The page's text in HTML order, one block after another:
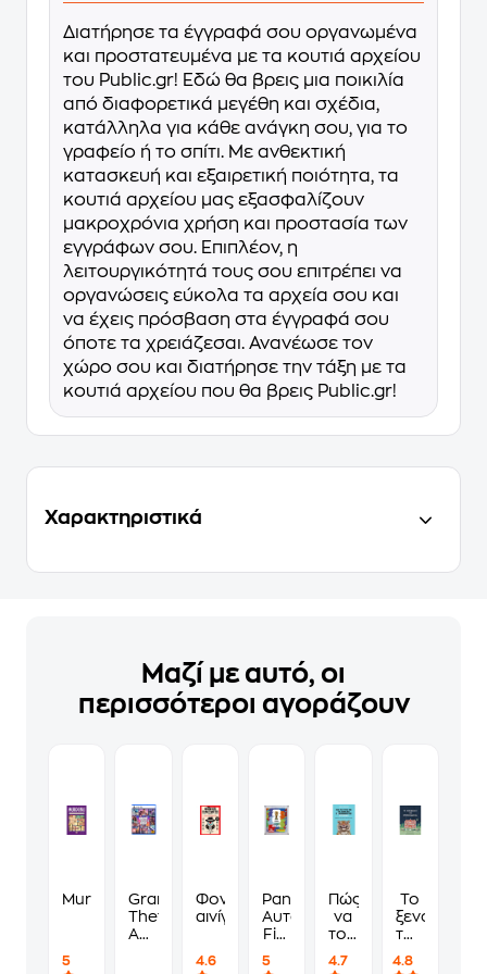
Διατήρησε τα έγγραφά σου οργανωμένα
και προστατευμένα με τα κουτιά αρχείου
του Public.gr! Εδώ θα βρεις μια ποικιλία
από διαφορετικά μεγέθη και σχέδια,
κατάλληλα για κάθε ανάγκη σου, για το
γραφείο ή το σπίτι. Με ανθεκτική
κατασκευή και εξαιρετική ποιότητα, τα
κουτιά αρχείου μας εξασφαλίζουν
μακροχρόνια χρήση και προστασία των
εγγράφων σου. Επιπλέον, η
λειτουργικότητά τους σου επιτρέπει να
οργανώσεις εύκολα τα αρχεία σου και
να έχεις πρόσβαση στα έγγραφά σου
όποτε τα χρειάζεσαι. Ανανέωσε τον
χώρο σου και διατήρησε την τάξη με τα
κουτιά αρχείου που θα βρεις Public.gr!
Χαρακτηριστικά
Μαζί με αυτό, οι
περισσότεροι αγοράζουν
Murdoku
5
Grand
Theft
Auto
Standard
Φονικά
αινίγματα
4.6
Panini
Αυτοκόλλητα
Fifa
Cup
5
Πώς
να
τους
να
4.7
Το
ξενοδοχείο
των
4.8